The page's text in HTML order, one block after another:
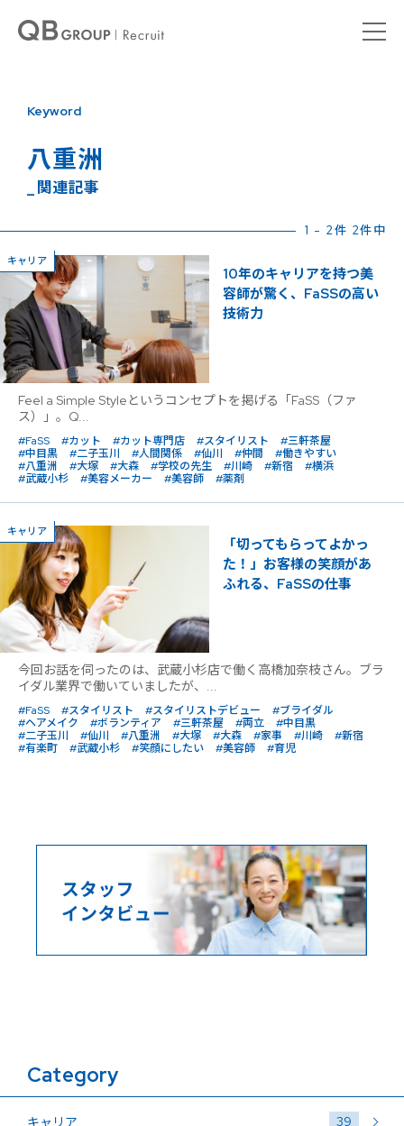
Keyword
八重洲
_ 関連記事
1 - 2件 2件中
キャリア
10年のキャリアを持つ美
容師が驚く、FaSSの高い
技術力
Feel a Simple Styleというコンセプトを掲げる「FaSS（ファ
ス）」。Q...
#FaSS #カット #カット専門店 #スタイリスト
#三軒茶屋
#中目黒
#二子玉川 #人間関係 #仙川 #仲間
#働きやすい
#八重洲
#大塚 #大森 #学校の先生 #川崎 #新宿
#横浜
#武蔵小杉
#美容メーカー #美容師 #薬剤
キャリア
「切ってもらってよかっ
た！」お客様の笑顔があ
ふれる、FaSSの仕事
今回お話を伺ったのは、武蔵小杉店で働く高橋加奈枝さん。ブラ
イダル業界で働いていましたが、...
#FaSS #スタイリスト #スタイリストデビュー
#ブライダル
#ヘアメイク
#ボランティア #三軒茶屋 #両立
#中目黒
#二子玉川
#仙川 #八重洲 #大塚 #大森 #家事 #川崎
#新宿
#有楽町
#武蔵小杉 #笑顔にしたい #美容師 #育児
Category
キャリア 39